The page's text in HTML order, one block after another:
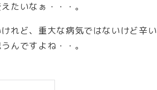
たいなぁ・・・。
れど、重大な病気ではないけど辛
んですよね・・。